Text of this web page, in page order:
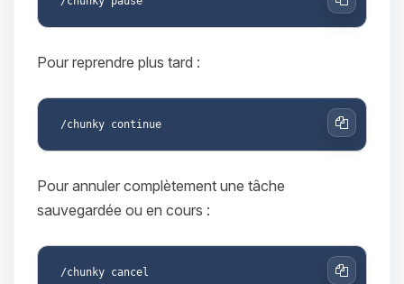
Copier
Pour reprendre plus tard :
Copier
Pour annuler complètement une tâche
sauvegardée ou en cours :